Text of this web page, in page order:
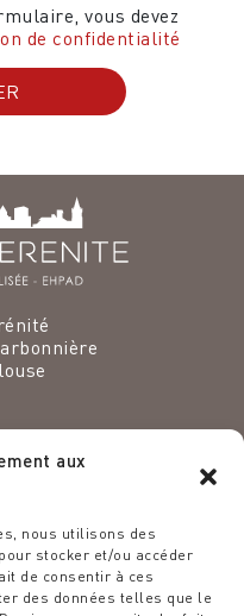
aux
nous utilisons des
stocker et/ou accéder
de consentir à ces
des données telles que le
vous devez
de confidentialité